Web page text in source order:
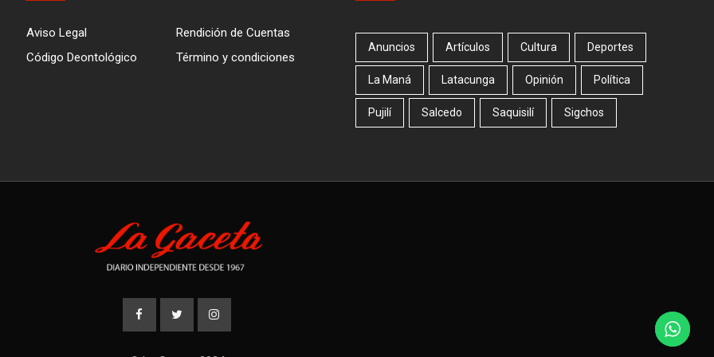
Aviso Legal
Rendición de Cuentas
Código Deontológico
Término y condiciones
Anuncios Artículos Cultura Deportes
La Maná Latacunga Opinión Política
Pujilí Salcedo Saquisilí Sigchos